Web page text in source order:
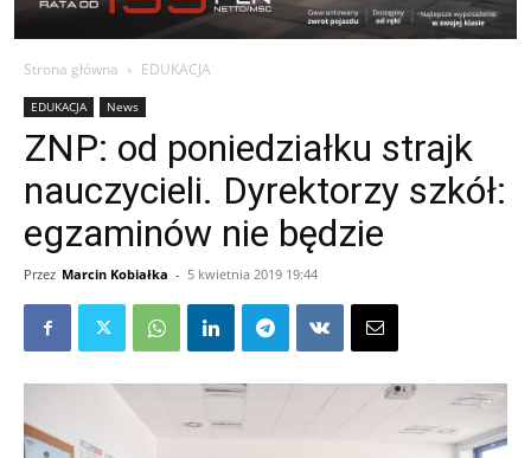
Strona główna EDUKACJA
EDUKACJA News
ZNP: od poniedziałku strajk
nauczycieli. Dyrektorzy szkół:
egzaminów nie będzie
Przez Marcin Kobiałka - 5 kwietnia 2019 19:44